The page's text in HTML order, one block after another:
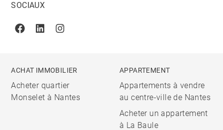
SOCIAUX
FacebookLinkedinInstagram
ACHAT IMMOBILIER
Acheter quartier
Monselet à Nantes
APPARTEMENT
Appartements à vendre
au centre-ville de Nantes
Acheter un appartement
à La Baule